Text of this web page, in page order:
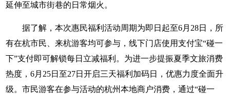
延伸至城市街巷的日常烟火。
据了解，本次惠民福利活动周期为即日起至6月28日，所
有在杭市民、来杭游客均可参与，线下门店使用支付宝“碰一
下”支付即可解锁每日立减福利。为进一步提振夏季文旅消费
热度，6月25日至27日开启三天福利加码日，优惠力度全面升
级。市民游客在参与活动的杭州本地商户消费，通过“碰一